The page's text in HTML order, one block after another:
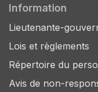
Information
Lieutenante-
Lois et règlements
Répertoire du
Avis de non-